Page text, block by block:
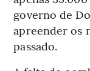
governo de
apreender os
passado.